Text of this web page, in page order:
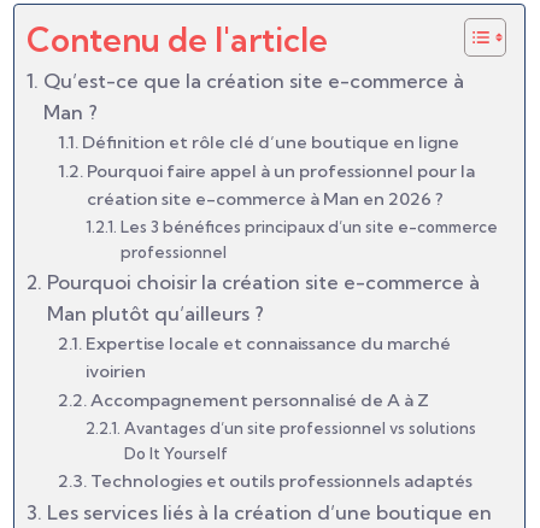
Contenu de l'article
Qu’est-ce que la création site e-commerce à
Man ?
Définition et rôle clé d’une boutique en ligne
Pourquoi faire appel à un professionnel pour la
création site e-commerce à Man en 2026 ?
Les 3 bénéfices principaux d’un site e-commerce
professionnel
Pourquoi choisir la création site e-commerce à
Man plutôt qu’ailleurs ?
Expertise locale et connaissance du marché
ivoirien
Accompagnement personnalisé de A à Z
Avantages d’un site professionnel vs solutions
Do It Yourself
Technologies et outils professionnels adaptés
Les services liés à la création d’une boutique en